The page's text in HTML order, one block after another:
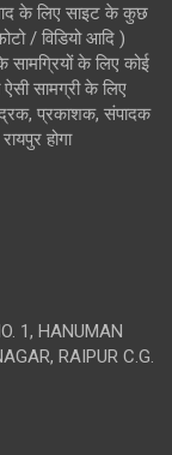
के लिए साइट के कुछ
/ विडियो आदि )
सामग्रियों के लिए कोई
ऐसी सामग्री के लिए
मुद्रक, प्रकाशक, संपादक
होगा
1, HANUMAN
RAIPUR C.G.